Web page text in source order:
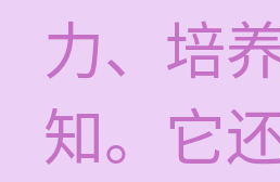
力、培
知。它